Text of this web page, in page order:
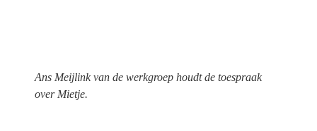
Ans Meijlink van de werkgroep houdt de toespraak
over Mietje.